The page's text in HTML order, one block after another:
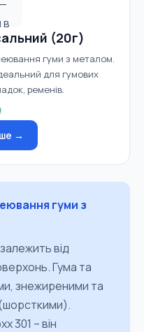
(20г)
гуми з металом.
для гумових
ременів.
→
гуми з
від
Гума та
знежиреними та
301 – він